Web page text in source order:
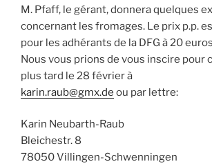
M. Pfaff, le gérant, donnera quelques
concernant les fromages. Le prix p.p.
pour les adhérants de la DFG à 20
Nous vous prions de vous inscire pour
plus tard le 28 février à
karin.raub@gmx.de ou par lettre:
Karin Neubarth-Raub
Bleichestr. 8
78050 Villingen-Schwenningen